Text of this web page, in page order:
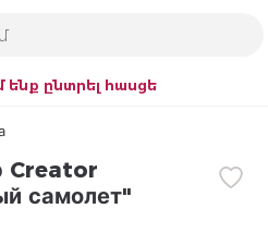
ենք ընտրել հասցե
Creator
самолет"